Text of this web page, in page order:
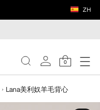
ZH
0
Lana美利奴羊毛背心